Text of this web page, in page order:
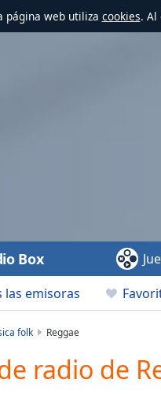
página web utiliza cookies. Al
las emisoras
Box
folk Reggae
radio de